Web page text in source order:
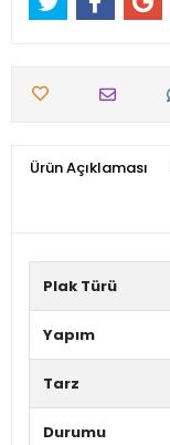
Ürün Açıklaması
Plak Türü
Yapım
Tarz
Durumu